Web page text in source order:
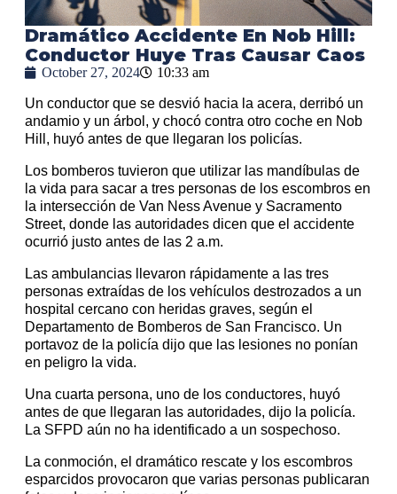
Dramático Accidente En Nob Hill:
Conductor Huye Tras Causar Caos
October 27, 2024 10:33 am
Un conductor que se desvió hacia la acera, derribó un
andamio y un árbol, y chocó contra otro coche en Nob
Hill, huyó antes de que llegaran los policías.
Los bomberos tuvieron que utilizar las mandíbulas de
la vida para sacar a tres personas de los escombros en
la intersección de Van Ness Avenue y Sacramento
Street, donde las autoridades dicen que el accidente
ocurrió justo antes de las 2 a.m.
Las ambulancias llevaron rápidamente a las tres
personas extraídas de los vehículos destrozados a un
hospital cercano con heridas graves, según el
Departamento de Bomberos de San Francisco. Un
portavoz de la policía dijo que las lesiones no ponían
en peligro la vida.
Una cuarta persona, uno de los conductores, huyó
antes de que llegaran las autoridades, dijo la policía.
La SFPD aún no ha identificado a un sospechoso.
La conmoción, el dramático rescate y los escombros
esparcidos provocaron que varias personas publicaran